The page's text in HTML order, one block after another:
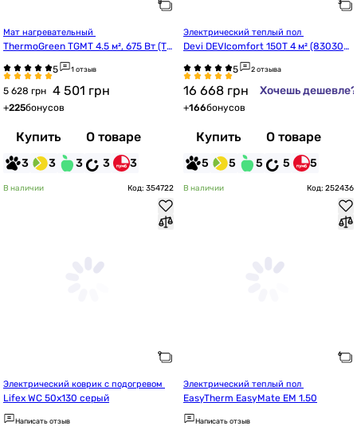
ThermoGreen TGMT 4.5 м², 675 Вт (TG
1 отзыв
5 628 грн 4 501 грн
+225бонусов
Купить О товаре
3 3 3 3 3
Devi DEVIcomfort 150T 4 м² (8303057
2 отзыва
16 668 грн Хочешь дешевле?
+166бонусов
Купить О товаре
5 5 5 5 5
В наличии Код: 354722
Lifex WC 50x130 серый
Написать отзыв
В наличии Код: 252436
EasyTherm EasyMate EM 1.50
Написать отзыв